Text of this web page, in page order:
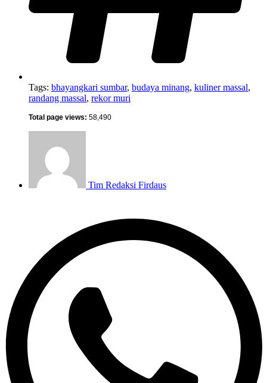
Tags: bhayangkari sumbar, budaya minang, kuliner massal,
randang massal, rekor muri
Total page views: 58,490
Tim Redaksi Firdaus